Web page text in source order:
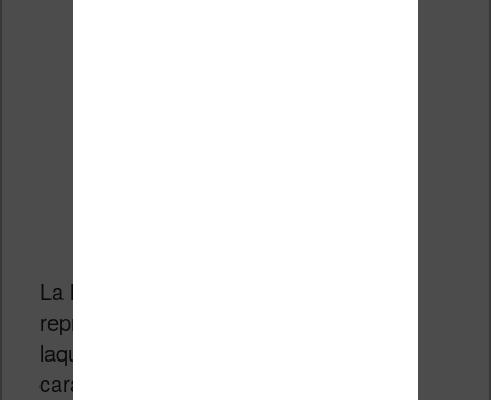
La liseuse n’innove que très peu et
reprend le format de la Clara 2E avec
laquelle elle partage de nombreuses
caractéristiques.